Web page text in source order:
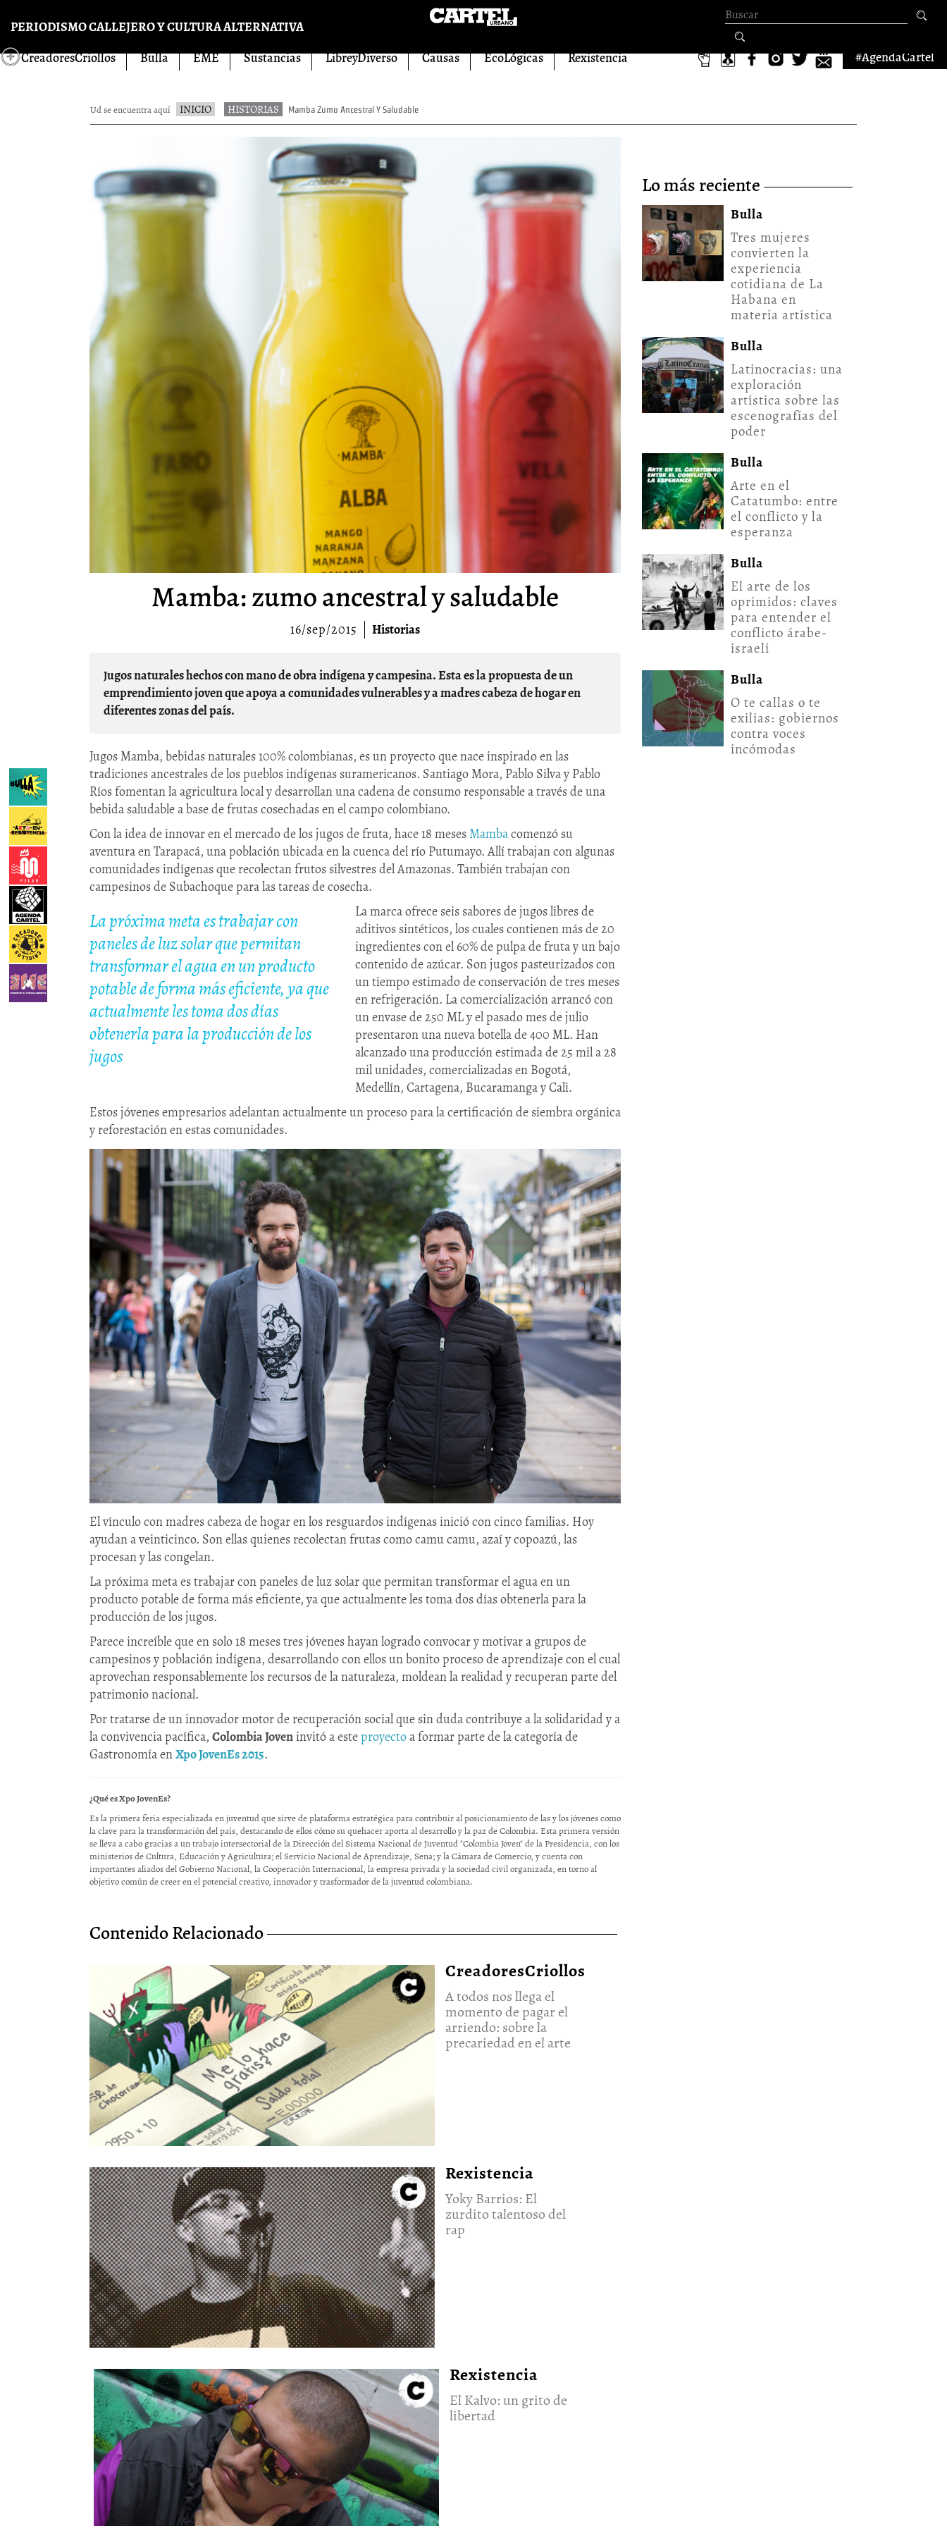
PERIODISMO CALLEJERO Y CULTURA ALTERNATIVA
Formulario de
búsqueda
CreadoresCriollos Bulla EME Sustancias LibreyDiverso Causas EcoLógicas Rexistencia #AgendaCartel
Ud se encuentra aquí INICIO HISTORIAS Mamba Zumo Ancestral Y Saludable
Mamba: zumo ancestral y saludable
16/sep/2015 Historias
Jugos naturales hechos con mano de obra indígena y campesina. Esta es la propuesta de un
emprendimiento joven que apoya a comunidades vulnerables y a madres cabeza de hogar en
diferentes zonas del país.
Jugos Mamba, bebidas naturales 100% colombianas, es un proyecto que nace inspirado en las
tradiciones ancestrales de los pueblos indígenas suramericanos. Santiago Mora, Pablo Silva y Pablo
Ríos fomentan la agricultura local y desarrollan una cadena de consumo responsable a través de una
bebida saludable a base de frutas cosechadas en el campo colombiano.
Con la idea de innovar en el mercado de los jugos de fruta, hace 18 meses Mambacomenzó su
aventura en Tarapacá, una población ubicada en la cuenca del río Putumayo. Allí trabajan con algunas
comunidades indígenas que recolectan frutos silvestres del Amazonas. También trabajan con
campesinos de Subachoque para las tareas de cosecha.
La próxima meta es trabajar con
paneles de luz solar que permitan
transformar el agua en un producto
potable de forma más eficiente, ya que
actualmente les toma dos días
obtenerla para la producción de los
jugos
La marca ofrece seis sabores de jugos libres de
aditivos sintéticos, los cuales contienen más de 20
ingredientes con el 60% de pulpa de fruta y un bajo
contenido de azúcar. Son jugos pasteurizados con
un tiempo estimado de conservación de tres meses
en refrigeración. La comercialización arrancó con
un envase de 250 ML y el pasado mes de julio
presentaron una nueva botella de 400 ML. Han
alcanzado una producción estimada de 25 mil a 28
mil unidades, comercializadas en Bogotá,
Medellín, Cartagena, Bucaramanga y Cali.
Estos jóvenes empresarios adelantan actualmente un proceso para la certificación de siembra orgánica
y reforestación en estas comunidades.
El vínculo con madres cabeza de hogar en los resguardos indígenas inició con cinco familias. Hoy
ayudan a veinticinco. Son ellas quienes recolectan frutas como camu camu, azaí y copoazú, las
procesan y las congelan.
La próxima meta es trabajar con paneles de luz solar que permitan transformar el agua en un
producto potable de forma más eficiente, ya que actualmente les toma dos días obtenerla para la
producción de los jugos.
Parece increíble que en solo 18 meses tres jóvenes hayan logrado convocar y motivar a grupos de
campesinos y población indígena, desarrollando con ellos un bonito proceso de aprendizaje con el cual
aprovechan responsablemente los recursos de la naturaleza, moldean la realidad y recuperan parte del
patrimonio nacional.
Por tratarse de un innovador motor de recuperación social que sin duda contribuye a la solidaridad y a
la convivencia pacífica, Colombia Joveninvitó a esteproyectoa formar parte de la categoría de
Gastronomía enXpo JovenEs 2015.
¿Qué es Xpo JovenEs?
Es la primera feria especializada en juventud que sirve de plataforma estratégica para contribuir al posicionamiento de las y los jóvenes como
la clave para la transformación del país, destacando de ellos cómo su quehacer aporta al desarrollo y la paz de Colombia. Esta primera versión
se lleva a cabo gracias a un trabajo intersectorial de la Dirección del Sistema Nacional de Juventud "Colombia Joven" de la Presidencia, con los
ministerios de Cultura, Educación y Agricultura; el Servicio Nacional de Aprendizaje, Sena; y la Cámara de Comercio, y cuenta con
importantes aliados del Gobierno Nacional, la Cooperación Internacional, la empresa privada y la sociedad civil organizada, en torno al
objetivo común de creer en el potencial creativo, innovador y trasformador de la juventud colombiana.
Contenido Relacionado
A todos nos llega el momento de pagar el
arriendo: sobre la precariedad en el arte
1/Mar/2023
CreadoresCriollos
A todos nos llega el
momento de pagar el
arriendo: sobre la
precariedad en el arte
Yoky Barrios: El zurdito talentoso del
rap
10/Dic/2021
Rexistencia
Yoky Barrios: El
zurdito talentoso del
rap
El Kalvo: un grito de libertad
Rexistencia
El Kalvo: un grito de
libertad
lo más reciente
Bulla
Tres mujeres
convierten la
experiencia
cotidiana de La
Habana en
materia artística
Bulla
Latinocracias: una
exploración
artística sobre las
escenografías del
poder
Bulla
Arte en el
Catatumbo: entre
el conflicto y la
esperanza
Bulla
El arte de los
oprimidos: claves
para entender el
conflicto árabe-
israelí
Bulla
O te callas o te
exilias: gobiernos
contra voces
incómodas